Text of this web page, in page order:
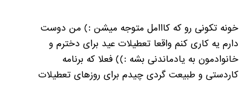
خونه تکونی رو که کااامل متوجه میشن :) من دوست
دارم یه کاری کنم واقعا تعطیلات عید برای دخترم و
خانوادمون به یادماندنی بشه :)) فعلا که برنامه
کاردستی و طبیعت گردی چیدم برای روزهای تعطیلات